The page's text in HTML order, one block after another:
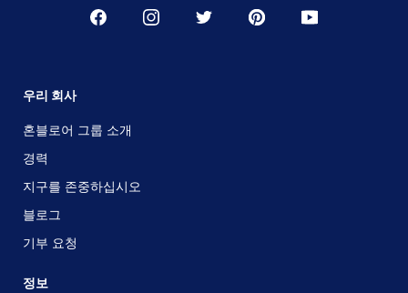
우리 회사
혼블로어 그룹 소개
경력
지구를 존중하십시오
블로그
기부 요청
정보